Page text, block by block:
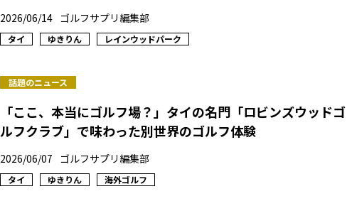
2026/06/14 ゴルフサプリ編集部
タイ ゆきりん レインウッドパーク
話題のニュース
「ここ、本当にゴルフ場？」タイの名門「ロビンズウッドゴ
ルフクラブ」で味わった別世界のゴルフ体験
2026/06/07 ゴルフサプリ編集部
タイ ゆきりん 海外ゴルフ